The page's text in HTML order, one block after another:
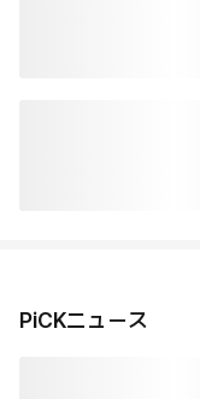
PiCKニュース